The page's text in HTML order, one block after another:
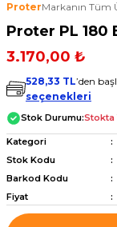
ProterMarkanın Tüm
Proter PL 180
3.170,00 ₺
528,33 TL’den
seçenekleri
Stok Durumu:Stokta
Kategori
Stok Kodu
Barkod Kodu
Fiyat